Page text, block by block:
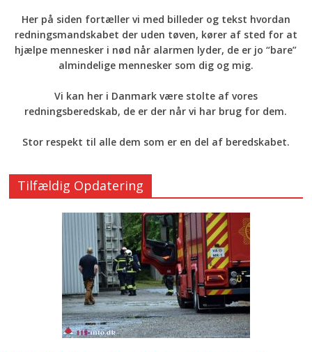
Her på siden fortæller vi med billeder og tekst hvordan
redningsmandskabet der uden tøven, kører af sted for at
hjælpe mennesker i nød når alarmen lyder, de er jo “bare”
almindelige mennesker som dig og mig.
Vi kan her i Danmark være stolte af vores
redningsberedskab, de er der når vi har brug for dem.
Stor respekt til alle dem som er en del af beredskabet.
Tilfældig Opdatering